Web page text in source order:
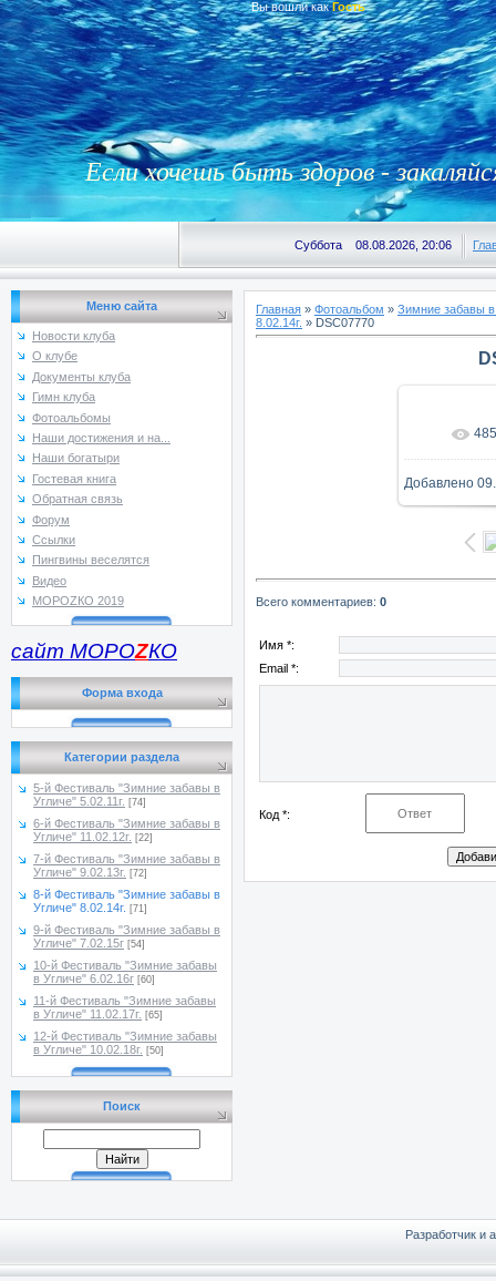
Вы вошли как Гость
Если хочешь быть здоров -
Суббота 08.08.2026, 20:06
Меню сайта
Новости клуба
О клубе
Документы клуба
Гимн клуба
Фотоальбомы
Наши достижения и на...
Наши богатыри
Гостевая книга
Обратная связь
Форум
Ссылки
Пингвины веселятся
Видео
МОРОZКО 2019
сайт МОРОZКО
Форма входа
Категории раздела
5-й Фестиваль "Зимние забавы в
Угличе" 5.02.11г. [74]
6-й Фестиваль "Зимние забавы в
Угличе" 11.02.12г. [22]
7-й Фестиваль "Зимние забавы в
Угличе" 9.02.13г. [72]
8-й Фестиваль "Зимние забавы в
Угличе" 8.02.14г. [71]
9-й Фестиваль "Зимние забавы в
Угличе" 7.02.15г [54]
10-й Фестиваль "Зимние забавы
в Угличе" 6.02.16г [60]
11-й Фестиваль "Зимние забавы
в Угличе" 11.02.17г. [65]
12-й Фестиваль "Зимние забавы
в Угличе" 10.02.18г. [50]
Поиск
Главная » Фотоальбом » Зимние забавы в
8.02.14г. » DSC07770
В 485
Добавлено
Всего комментариев: 0
Имя *:
Email *:
Код *:
Разработчик и